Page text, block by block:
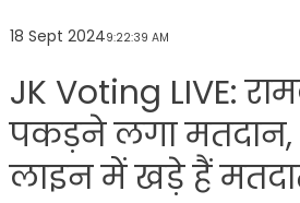
18 Sept 20249:22:39 AM
JK Voting LIVE:
पकड़ने लगा मतदान,
लाइन में खड़े हैं